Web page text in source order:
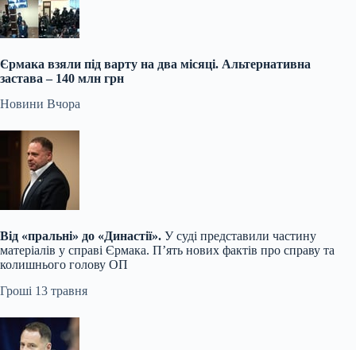
Єрмака взяли під варту на два місяці. Альтернативна
застава – 140 млн грн
Новини Вчора
Від «пральні» до «Династії». У суді представили частину
матеріалів у справі Єрмака. П’ять нових фактів про справу та
колишнього голову ОП
Гроші 13 травня